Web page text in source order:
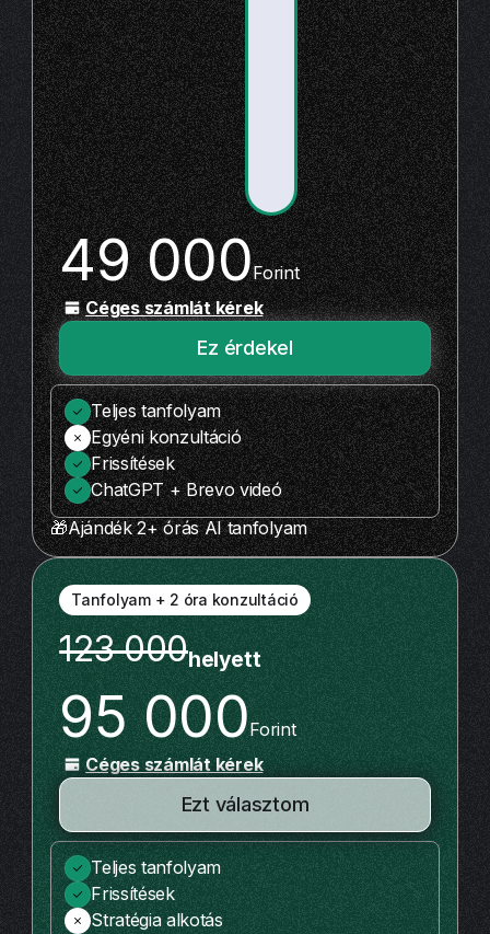
49 000Forint
Céges számlát kérek
Ez érdekel
Teljes tanfolyam
Frissítések
ChatGPT + Brevo videó
Egyéni konzultáció
🎁Ajándék 2+ órás AI tanfolyam
Tanfolyam + 2 óra konzultáció
123 000helyett
95 000Forint
Céges számlát kérek
Ezt választom
Teljes tanfolyam
Frissítések
Stratégia alkotás